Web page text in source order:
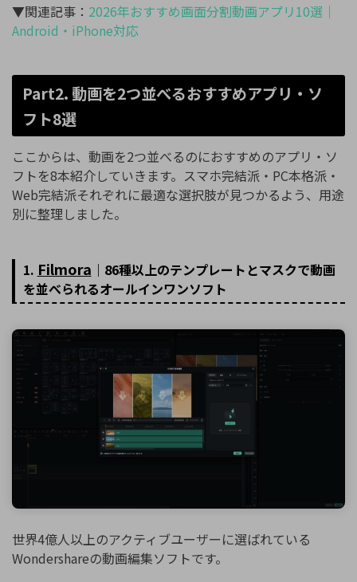
▼関連記事： 2026年おすすめ画面分割動画アプリ10選｜
Android・iPhone対応
Part2. 動画を2つ並べるおすすめアプリ・ソ
フト8選
ここからは、動画を2つ並べるのにおすすめのアプリ・ソ
フトを8本紹介していきます。スマホ完結派・PC本格派・
Web完結派それぞれに最適な選択肢が見つかるよう、用途
別に整理しました。
1. Filmora ｜86種以上のテンプレートとマスクで動画
を並べられるオールインワンソフト
世界4億人以上のアクティブユーザーに選ばれている
Wondershareの動画編集ソフトです。